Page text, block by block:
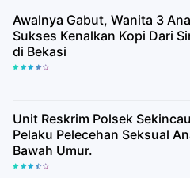
Awalnya Gabut, Wanita 3
Sukses Kenalkan Kopi Dari
di Bekasi
Unit Reskrim Polsek
Pelaku Pelecehan Seksual
Bawah Umur.